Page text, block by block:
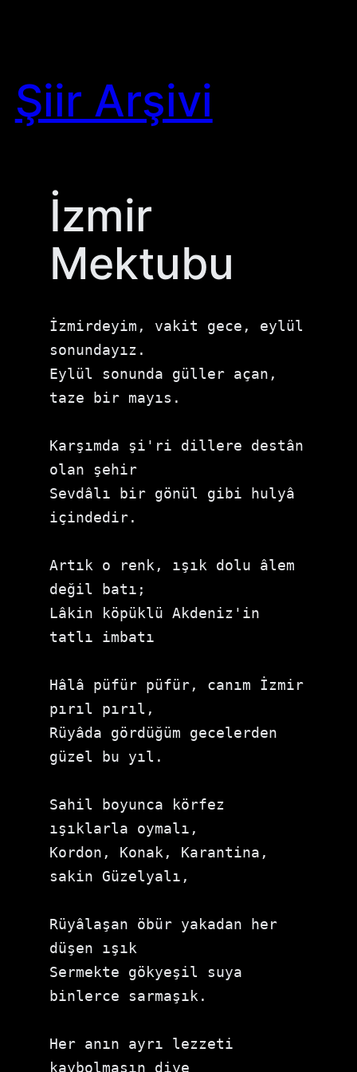
Şiir Arşivi
İzmir
Mektubu
İzmirdeyim, vakit gece, eylül
sonundayız.
Eylül sonunda güller açan,
taze bir mayıs.
Karşımda şi'ri dillere destân
olan şehir
Sevdâlı bir gönül gibi hulyâ
içindedir.
Artık o renk, ışık dolu âlem
değil batı;
Lâkin köpüklü Akdeniz'in
tatlı imbatı
Hâlâ püfür püfür, canım İzmir
pırıl pırıl,
Rüyâda gördüğüm gecelerden
güzel bu yıl.
Sahil boyunca körfez
ışıklarla oymalı,
Kordon, Konak, Karantina,
sakin Güzelyalı,
Rüyâlaşan öbür yakadan her
düşen ışık
Sermekte gökyeşil suya
binlerce sarmaşık.
Her anın ayrı lezzeti
kaybolmasın diye